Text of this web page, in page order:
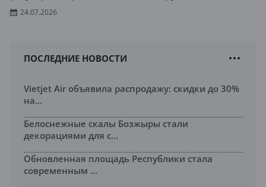
24.07.2026
ПОСЛЕДНИЕ НОВОСТИ
Vietjet Air объявила распродажу: скидки до 30%
на...
Белоснежные скалы Бозжыры стали
декорациями для с...
Обновленная площадь Республики стала
современным ...